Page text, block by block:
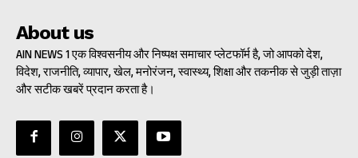
About us
AIN NEWS 1 एक विश्वसनीय और निष्पक्ष समाचार प्लेटफॉर्म है, जो आपको देश,
विदेश, राजनीति, व्यापार, खेल, मनोरंजन, स्वास्थ्य, शिक्षा और तकनीक से जुड़ी ताज़ा
और सटीक खबरें प्रदान करता है।